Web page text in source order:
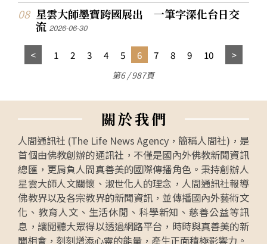
星雲大師墨寶跨國展出 一筆字深化台日交
流2026-06-30
1 2 3 4 5 6 7 8 9 10
第6 / 987頁
關於我們
人間通訊社 (The Life News Agency，簡稱人間社)，是
首個由佛教創辦的通訊社，不僅是國內外佛教新聞資訊
總匯，更肩負人間真善美的國際傳播角色。秉持創辦人
星雲大師人文關懷、淑世化人的理念，人間通訊社報導
佛教界以及各宗教界的新聞資訊，並傳播國內外藝術文
化、教育人文、生活休閒、科學新知、慈善公益等訊
息，讓閱聽大眾得以透過網路平台，時時與真善美的新
聞相會，刻刻增添心靈的能量，產生正面積極影響力。